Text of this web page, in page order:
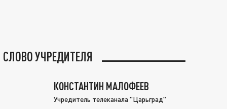
СЛОВО УЧРЕДИТЕЛЯ
КОНСТАНТИН МАЛОФЕЕВ
Учредитель телеканала "Царьград"